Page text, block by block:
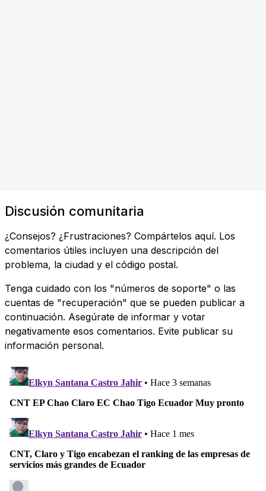
Discusión comunitaria
¿Consejos? ¿Frustraciones? Compártelos aquí. Los
comentarios útiles incluyen una descripción del
problema, la ciudad y el código postal.
Tenga cuidado con los "números de soporte" o las
cuentas de "recuperación" que se pueden publicar a
continuación. Asegúrate de informar y votar
negativamente esos comentarios. Evite publicar su
información personal.